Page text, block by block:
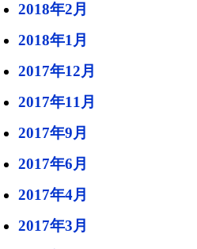
2018年2月
2018年1月
2017年12月
2017年11月
2017年9月
2017年6月
2017年4月
2017年3月